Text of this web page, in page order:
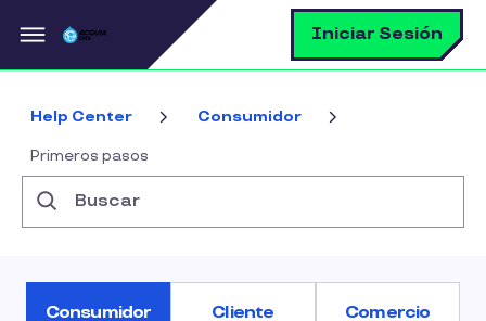
Pasar al contenido principal Iniciar Sesión
Help Center Consumidor
Primeros pasos
Consumidor Cliente Comercio